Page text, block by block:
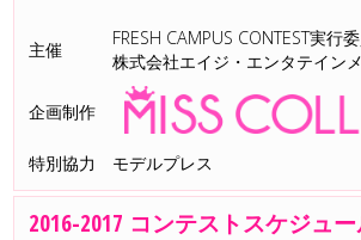
主催
FRESH CAMPUS CONTEST実行
株式会社エイジ・エンタテイン
企画制作
特別協力 モデルプレス
2016-2017 コンテストスケジュ